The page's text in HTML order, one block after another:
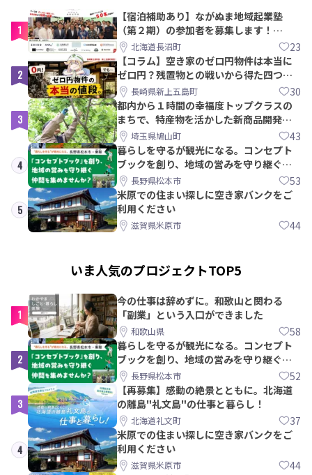
1
【宿泊補助あり】ながぬま地域起業塾
（第２期）の参加者を募集します！
【8/21〆】
北海道長沼町 23
2
【コラム】空き家のゼロ円物件は本当に
ゼロ円？残置物との戦いから得た四つの
教訓｜新上五島町
長崎県新上五島町 30
3
都内から１時間の幸福度トップクラスの
まちで、特産物を活かした新商品開発＆
PRメンバー募集！
埼玉県鳩山町 43
4
暮らしを守るが観光になる。コンセプト
ブックを創り、地域の営みを守り継ぐ仲
間を集めませんか？
長野県松本市 53
5
米原での住まい探しに空き家バンクをご
利用ください
滋賀県米原市 44
いま人気のプロジェクトTOP5
1
今の仕事は辞めずに。和歌山と関わる
「副業」という入口ができました
和歌山県 58
2
暮らしを守るが観光になる。コンセプト
ブックを創り、地域の営みを守り継ぐ仲
間を集めませんか？
長野県松本市 52
3
【再募集】感動の絶景とともに。北海道
の離島"礼文島"の仕事と暮らし！
北海道礼文町 37
4
米原での住まい探しに空き家バンクをご
利用ください
滋賀県米原市
44